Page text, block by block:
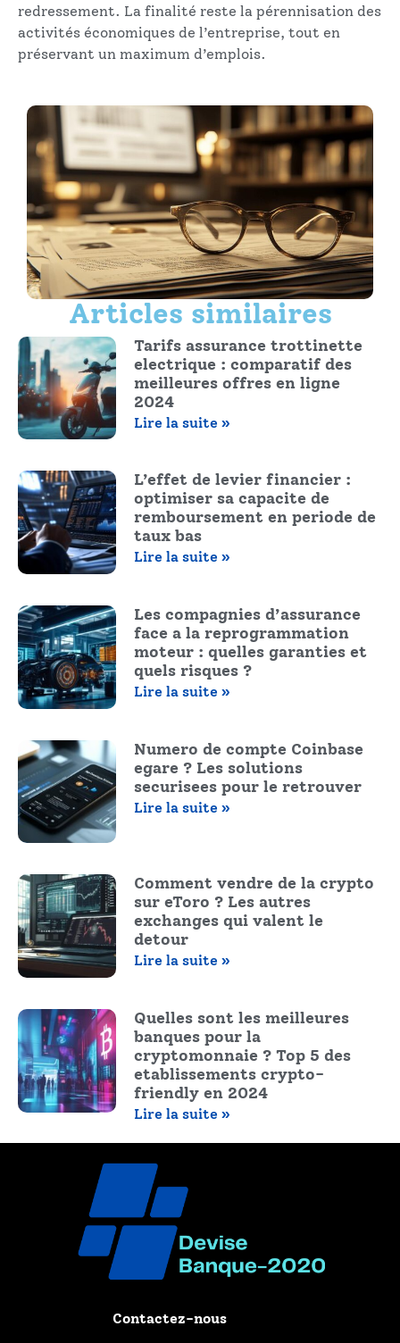
redressement. La finalité reste la pérennisation des
activités économiques de l’entreprise, tout en
préservant un maximum d’emplois.
Articles similaires
Tarifs assurance trottinette
electrique : comparatif des
meilleures offres en ligne
2024
Lire la suite »
L’effet de levier financier :
optimiser sa capacite de
remboursement en periode de
taux bas
Lire la suite »
Les compagnies d’assurance
face a la reprogrammation
moteur : quelles garanties et
quels risques ?
Lire la suite »
Numero de compte Coinbase
egare ? Les solutions
securisees pour le retrouver
Lire la suite »
Comment vendre de la crypto
sur eToro ? Les autres
exchanges qui valent le
detour
Lire la suite »
Quelles sont les meilleures
banques pour la
cryptomonnaie ? Top 5 des
etablissements crypto-
friendly en 2024
Lire la suite »
Contactez-nous